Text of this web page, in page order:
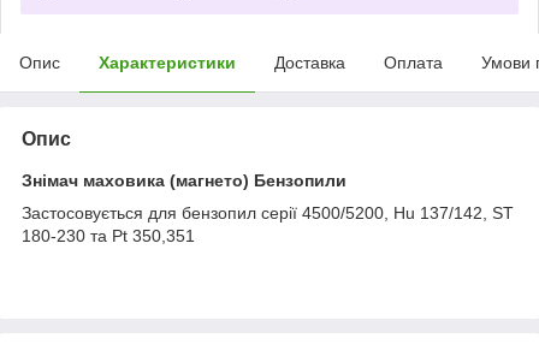
Опис Характеристики Доставка Оплата Умови
Опис
Знімач маховика (магнето) Бензопили
Застосовується для бензопил серії 4500/5200, Hu 137/142, ST
180-230 та Pt 350,351